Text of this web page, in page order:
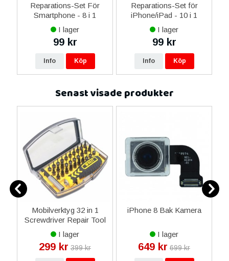
Reparations-Set För
Smartphone - 8 i 1
I lager
99 kr
Info Köp
Reparations-Set för
iPhone/iPad - 10 i 1
I lager
99 kr
Info Köp
Senast visade produkter
Mobilverktyg 32 in 1
Screwdriver Repair Tool
Kit
I lager
299 kr 399 kr
iPhone 8 Bak Kamera
I lager
649 kr 699 kr